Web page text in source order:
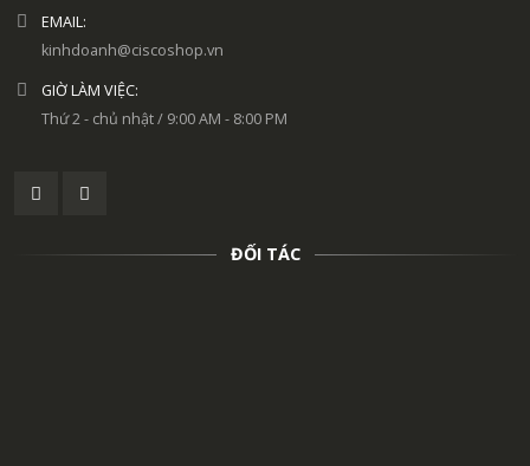
EMAIL:
kinhdoanh@ciscoshop.vn
GIỜ LÀM VIỆC:
Thứ 2 - chủ nhật / 9:00 AM - 8:00 PM
ĐỐI TÁC